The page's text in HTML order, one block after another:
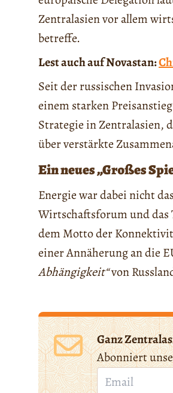
Zentralasien vor allem
betreffe.
Lest auch auf Novastan:
Seit der russischen
einem starken
Strategie in Zentralasien,
über verstärkte
Ein neues „Großes
Energie war dabei nicht
Wirtschaftsforum und
dem Motto der
einer Annäherung an die
Abhängigkeit“von
Ganz
Abonniert